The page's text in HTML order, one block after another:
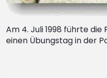
Am 4. Juli 1998 führte
einen Übungstag in der